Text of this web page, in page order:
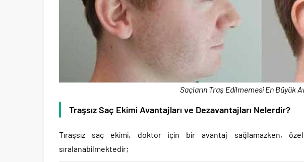
Saçların Traş Edilmemesi En Büyük
Traşsız Saç Ekimi Avantajları ve Dezavantajları Nelerdir?
Tıraşsız saç ekimi, doktor için bir avantaj sağlamazken,
sıralanabilmektedir;